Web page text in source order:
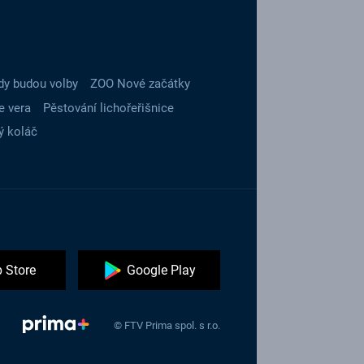
budou volby
ZOO Nové začátky
vera
Pěstování lichořeřišnice
koláč
Store Google Play
© FTV Prima spol. s r.o.